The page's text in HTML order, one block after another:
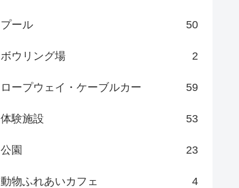
プール 50
ボウリング場 2
ロープウェイ・ケーブルカー 59
体験施設 53
公園 23
動物ふれあいカフェ 4